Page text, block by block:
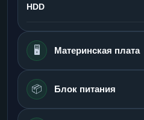
HDD
🖥️ Материнская плата
📦 Блок питания